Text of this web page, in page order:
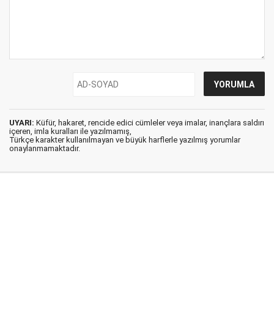
UYARI: Küfür, hakaret, rencide edici cümleler veya imalar, inançlara saldırı
içeren, imla kuralları ile yazılmamış,
Türkçe karakter kullanılmayan ve büyük harflerle yazılmış yorumlar
onaylanmamaktadır.